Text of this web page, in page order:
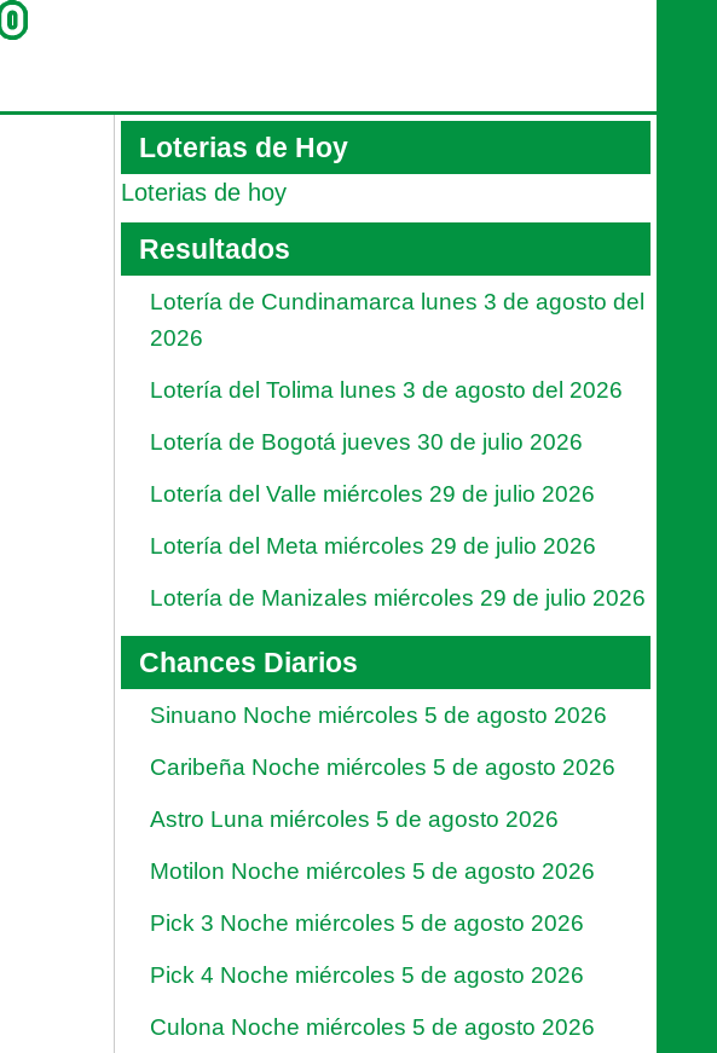
Loterias de Hoy
Loterias de hoy
Resultados
Lotería de Cundinamarca lunes 3 de agosto del
2026
Lotería del Tolima lunes 3 de agosto del 2026
Lotería de Bogotá jueves 30 de julio 2026
Lotería del Valle miércoles 29 de julio 2026
Lotería del Meta miércoles 29 de julio 2026
Lotería de Manizales miércoles 29 de julio 2026
Chances Diarios
Sinuano Noche miércoles 5 de agosto 2026
Caribeña Noche miércoles 5 de agosto 2026
Astro Luna miércoles 5 de agosto 2026
Motilon Noche miércoles 5 de agosto 2026
Pick 3 Noche miércoles 5 de agosto 2026
Pick 4 Noche miércoles 5 de agosto 2026
Culona Noche miércoles 5 de agosto 2026